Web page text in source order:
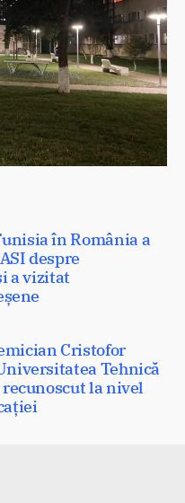
Cristofor
Tehnică
recunoscut la nivel
în România a
despre
a vizitat